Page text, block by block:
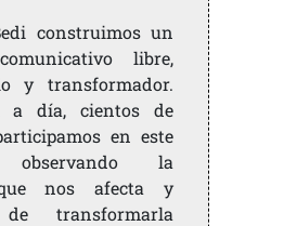
construimos un
libre,
y transformador.
día, cientos de
en este
observando la
nos afecta y
transformarla